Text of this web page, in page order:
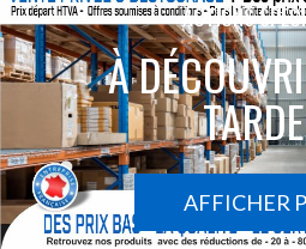
ACTIONS
À
AFFICHER